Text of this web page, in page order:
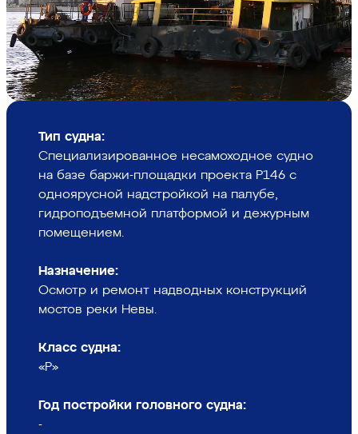
Тип судна:
Специализированное несамоходное судно
на базе баржи-площадки проекта Р146 с
одноярусной надстройкой на палубе,
гидроподъемной платформой и дежурным
помещением.
Назначение:
Осмотр и ремонт надводных конструкций
мостов реки Невы.
Класс судна:
«Р»
Год постройки головного судна:
-